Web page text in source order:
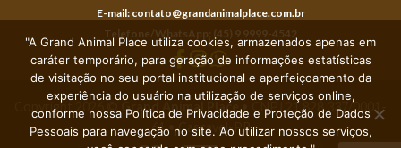
E-mail: contato@grandanimalplace.com.br
Telefone/WhatsApp: (45) 9 9999-4542
Copyright 2026 © Grand Animal Place • CNPJ 21.828.337/0001-
61 • Cascavel-PR
"A Grand Animal Place utiliza cookies, armazenados apenas em
caráter temporário, para geração de informações estatísticas
de visitação no seu portal institucional e aperfeiçoamento da
experiência do usuário na utilização de serviços online,
conforme nossa Política de Privacidade e Proteção de Dados
Pessoais para navegação no site. Ao utilizar nossos serviços,